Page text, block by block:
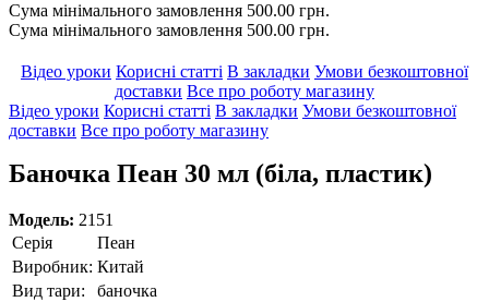
Сума мінімального замовлення 500.00 грн.
Сума мінімального замовлення 500.00 грн.
Відео уроки Корисні статті В закладки Умови безкоштовної
доставки Все про роботу магазину
Відео уроки Корисні статті В закладки Умови безкоштовної
доставки Все про роботу магазину
Баночка Пеан 30 мл (біла, пластик)
Модель: 2151
Серія
Пеан
Виробник: Китай
Вид тари:
баночка